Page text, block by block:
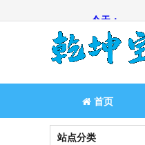
首页
站点分类